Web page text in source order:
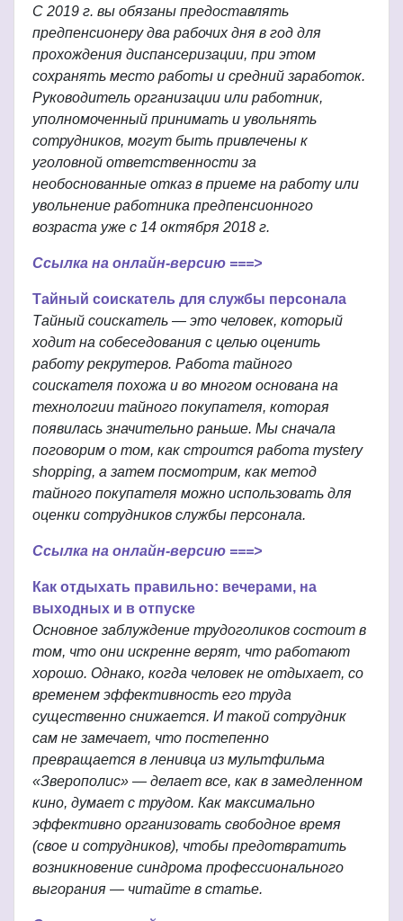
С 2019 г. вы обязаны предоставлять
предпенсионеру два рабочих дня в год для
прохождения диспансеризации, при этом
сохранять место работы и средний заработок.
Руководитель организации или работник,
уполномоченный принимать и увольнять
сотрудников, могут быть привлечены к
уголовной ответственности за
необоснованные отказ в приеме на работу или
увольнение работника предпенсионного
возраста уже с 14 октября 2018 г.
Ссылка на онлайн-версию ===>
Тайный соискатель для службы персонала
Тайный соискатель — это человек, который
ходит на собеседования с целью оценить
работу рекрутеров. Работа тайного
соискателя похожа и во многом основана на
технологии тайного покупателя, которая
появилась значительно раньше. Мы сначала
поговорим о том, как строится работа mystery
shopping, а затем посмотрим, как метод
тайного покупателя можно использовать для
оценки сотрудников службы персонала.
Ссылка на онлайн-версию ===>
Как отдыхать правильно: вечерами, на
выходных и в отпуске
Основное заблуждение трудоголиков состоит в
том, что они искренне верят, что работают
хорошо. Однако, когда человек не отдыхает, со
временем эффективность его труда
существенно снижается. И такой сотрудник
сам не замечает, что постепенно
превращается в ленивца из мультфильма
«Зверополис» — делает все, как в замедленном
кино, думает с трудом. Как максимально
эффективно организовать свободное время
(свое и сотрудников), чтобы предотвратить
возникновение синдрома профессионального
выгорания — читайте в статье.